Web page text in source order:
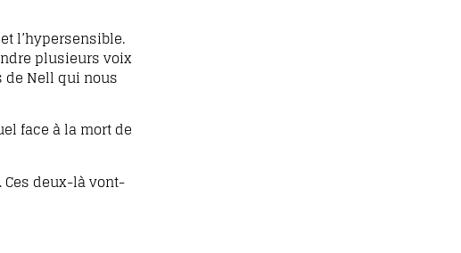
l’hypersensible.
plusieurs voix
de Nell qui nous
face à la mort de
Ces deux-là vont-